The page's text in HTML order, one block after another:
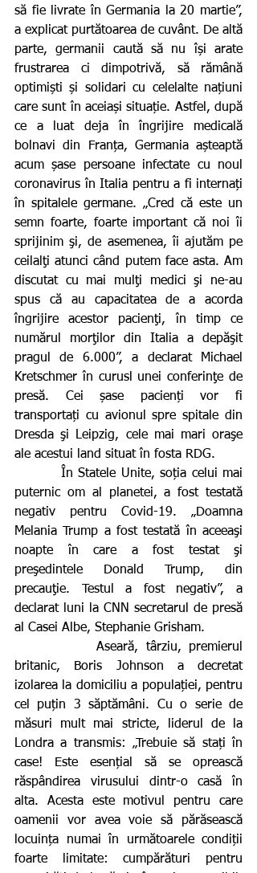
să fie livrate în Germania la 20 martie”,
a explicat purtătoarea de cuvânt. De altă
parte, germanii caută să nu își arate
frustrarea ci dimpotrivă, să rămână
optimiști și solidari cu celelalte națiuni
care sunt în aceiași situație. Astfel, după
ce a luat deja în îngrijire medicală
bolnavi din Franța, Germania așteaptă
acum șase persoane infectate cu noul
coronavirus în Italia pentru a fi internați
în spitalele germane. „Cred că este un
semn foarte, foarte important că noi îi
sprijinim şi, de asemenea, îi ajutăm pe
ceilalţi atunci când putem face asta. Am
discutat cu mai mulţi medici şi ne-au
spus că au capacitatea de a acorda
îngrijire acestor pacienţi, în timp ce
numărul morţilor din Italia a depăşit
pragul de 6.000”, a declarat Michael
Kretschmer în curusl unei conferinţe de
presă. Cei șase pacienți vor fi
transportați cu avionul spre spitale din
Dresda şi Leipzig, cele mai mari oraşe
ale acestui land situat în fosta RDG.
puternic om al planetei, a fost testată
negativ pentru Covid-19. „Doamna
Melania Trump a fost testată în aceeaşi
noapte în care a fost testat şi
preşedintele Donald Trump, din
precauţie. Testul a fost negativ”, a
declarat luni la CNN secretarul de presă
al Casei Albe, Stephanie Grisham.
           Aseară, târziu, premierul
britanic, Boris Johnson a decretat
izolarea la domiciliu a populației, pentru
cel puțin 3 săptămâni. Cu o serie de
măsuri mult mai stricte, liderul de la
Londra a transmis: „Trebuie să stați în
case! Este esențial să se oprească
răspândirea virusului dintr-o casă în
alta. Acesta este motivul pentru care
oamenii vor avea voie să părăsească
locuința numai în următoarele condiții
foarte limitate: cumpărături pentru